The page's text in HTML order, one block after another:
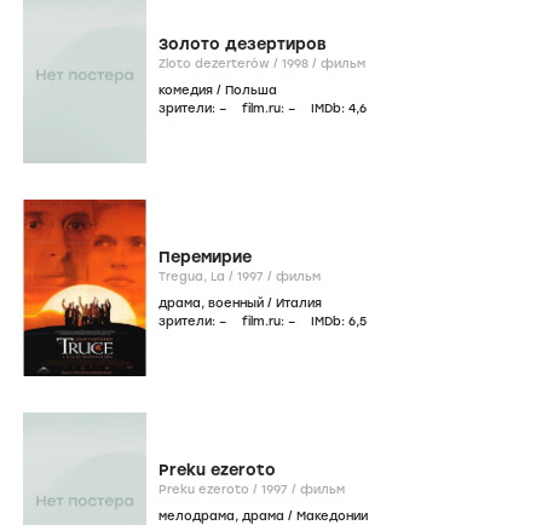
Золото дезертиров
Zloto dezerterów / 1998 / фильм
комедия / Польша
зрители: – film.ru: – IMDb: 4,6
Перемирие
Tregua, La / 1997 / фильм
драма, военный / Италия
зрители: – film.ru: – IMDb: 6,5
Preku ezeroto
Preku ezeroto / 1997 / фильм
мелодрама, драма / Македонии